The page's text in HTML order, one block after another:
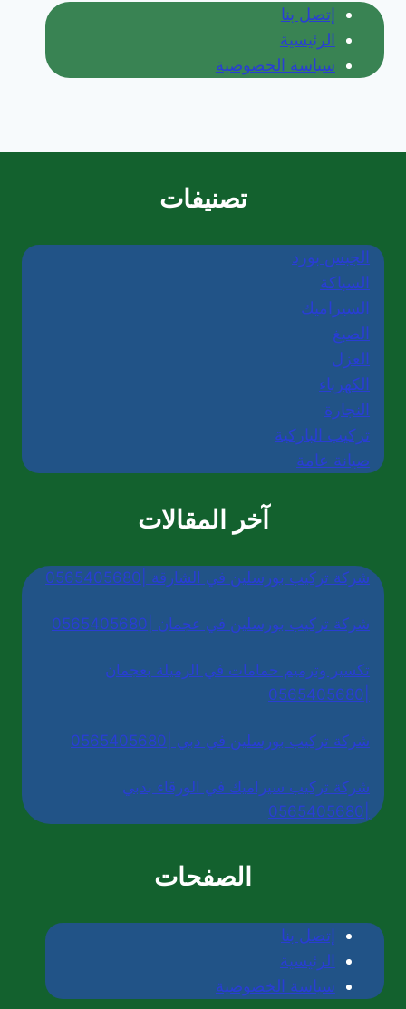
إتصل بنا
الرئيسية
سياسة الخصوصية
تصنيفات
الجبس بورد
السباكة
السيراميك
الصبغ
العزل
الكهرباء
النجارة
تركيب الباركية
صيانة عامة
آخر المقالات
شركة تركيب بورسلين في الشارقة |0565405680
شركة تركيب بورسلين في عجمان |0565405680
تكسير وترميم حمامات في الرميلة بعجمان
شركة تركيب بورسلين في دبي |0565405680
شركة تركيب سيراميك في الورقاء بدبي
الصفحات
إتصل بنا
الرئيسية
سياسة الخصوصية